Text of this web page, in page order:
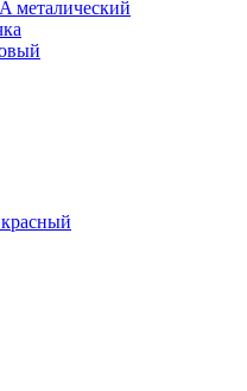
металический